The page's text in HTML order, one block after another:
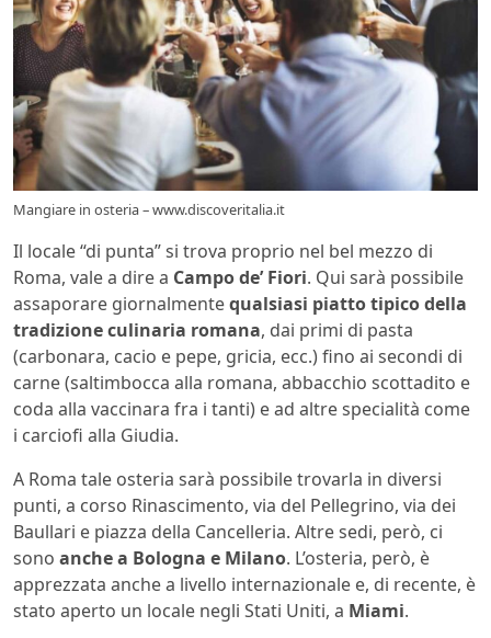
Mangiare in osteria – www.discoveritalia.it
Il locale “di punta” si trova proprio nel bel mezzo di
Roma, vale a dire a Campo de’ Fiori. Qui sarà possibile
assaporare giornalmentequalsiasi piatto tipico della
tradizione culinaria romana, dai primi di pasta
(carbonara, cacio e pepe, gricia, ecc.) fino ai secondi di
carne (saltimbocca alla romana, abbacchio scottadito e
coda alla vaccinara fra i tanti) e ad altre specialità come
i carciofi alla Giudia.
A Roma tale osteria sarà possibile trovarla in diversi
punti, a corso Rinascimento, via del Pellegrino, via dei
Baullari e piazza della Cancelleria. Altre sedi, però, ci
sono anche a Bologna e Milano. L’osteria, però, è
apprezzata anche a livello internazionale e, di recente, è
stato aperto un locale negli Stati Uniti, a Miami.